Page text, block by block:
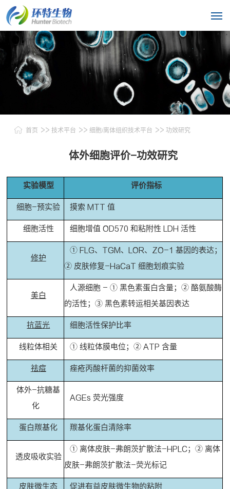
首页 >> 技术平台 >> 细胞/离体组织技术平台 >> 功效研究
体外细胞评价-功效研究
实验模型 评价指标
细胞-预实验 摸索 MTT 值
细胞活性 细胞增值 OD570 和粘附性 LDH 活性
修护
① FLG、TGM、LOR、ZO-1 基因的表达；
② 皮肤修复-HaCaT 细胞划痕实验
美白
人源细胞 - ① 黑色素蛋白含量；② 酪氨酸酶
的活性；③ 黑色素转运相关基因表达
抗蓝光 细胞活性保护比率
线粒体相关 ① 线粒体膜电位；② ATP 含量
祛痘 痤疮丙酸杆菌的抑菌效率
体外-抗糖基
化
AGEs 荧光强度
蛋白羰基化 羰基化蛋白清除率
透皮吸收实验
① 离体皮肤-弗朗茨扩散法-HPLC；② 离体
皮肤-弗朗茨扩散法-荧光标记
皮肤微生态 促进有益皮肤微生物的粘附